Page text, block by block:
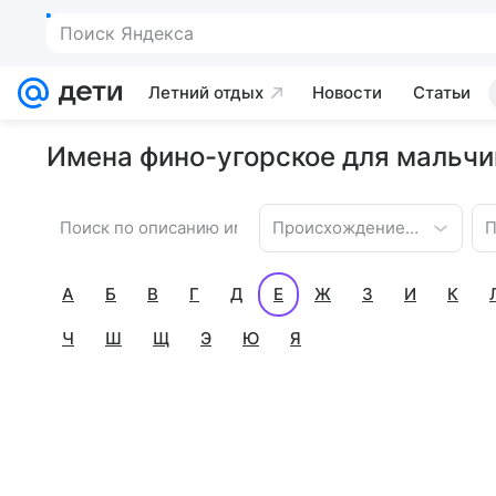
Поиск Яндекса
Летний отдых Новости Статьи
Имена фино-угорское для
Происхождение имени
А Б В Г Д Е Ж З И К
Ч Ш Щ Э Ю Я